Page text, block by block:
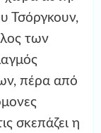
Τσόργκουν,
των
πέρα από
σκεπάζει η